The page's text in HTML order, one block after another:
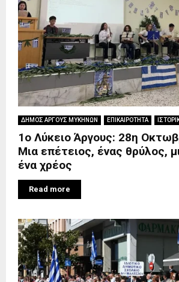
ΔΗΜΟΣ ΑΡΓΟΥΣ ΜΥΚΗΝΩΝ ΕΠΙΚΑΙΡΟΤΗΤΑ
1ο Λύκειο Άργους: 28η
Μια επέτειος, ένας θρύλος,
ένα χρέος
Read more